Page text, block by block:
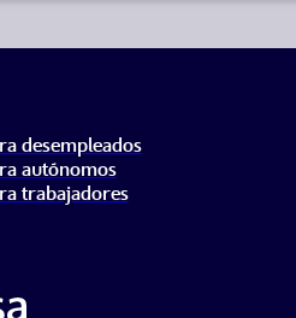
desempleados
autónomos
trabajadores